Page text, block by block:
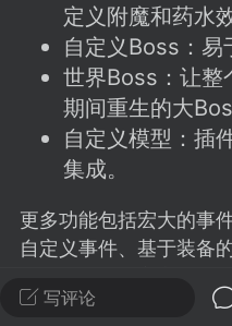
11 5.9k
潮涌核心
永久赞助者
24 23:37
电脑端 整合包分享
主页反馈贴
不方便可尝试通过邮箱
写评论
定义附魔和药水
自定义Boss：易
世界Boss：让整
期间重生的大
自定义模型：插
集成。
更多功能包括宏大的事
自定义事件、基于装备
插件与一些其他插件有